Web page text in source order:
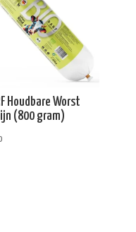
Houdbare Worst
(800 gram)